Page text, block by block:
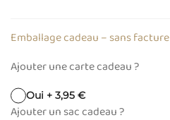
Emballage cadeau – sans facture
Ajouter une carte cadeau ?
Oui + 3,95 €
Ajouter un sac cadeau ?